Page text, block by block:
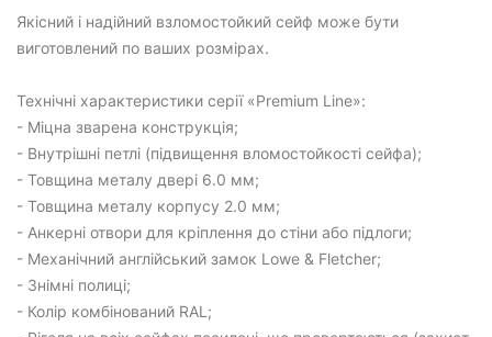
Якісний і надійний взломостойкий сейф може бути
виготовлений по ваших розмірах.
Технічні характеристики серії «Premium Line»:
- Міцна зварена конструкція;
- Внутрішні петлі (підвищення вломостойкості сейфа);
- Товщина металу двері 6.0 мм;
- Товщина металу корпусу 2.0 мм;
- Анкерні отвори для кріплення до стіни або підлоги;
- Механічний англійський замок Lowe & Fletcher;
- Знімні полиці;
- Колір комбінований RAL;